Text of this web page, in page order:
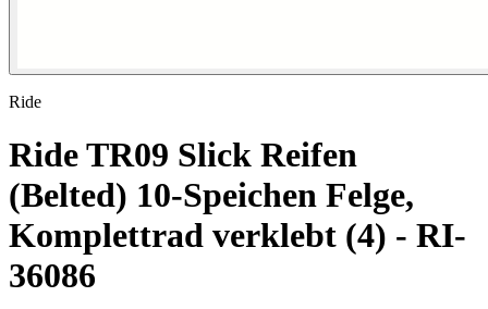
Ride
Ride TR09 Slick Reifen
(Belted) 10-Speichen Felge,
Komplettrad verklebt (4) - RI-
36086